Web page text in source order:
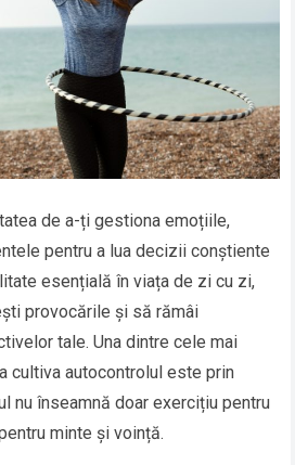
de a-ți gestiona emoțiile,
pentru a lua decizii conștiente
esențială în viața de zi cu zi,
provocările și să rămâi
tale. Una dintre cele mai
cultiva autocontrolul este prin
nu înseamnă doar exercițiu pentru
minte și voință.